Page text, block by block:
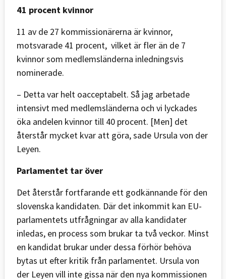
41 procent kvinnor
11 av de 27 kommissionärerna är kvinnor,
motsvarade 41 procent, vilket är fler än de 7
kvinnor som medlemsländerna inledningsvis
nominerade.
– Detta var helt oacceptabelt. Så jag arbetade
intensivt med medlemsländerna och vi lyckades
öka andelen kvinnor till 40 procent. [Men] det
återstår mycket kvar att göra, sade Ursula von der
Leyen.
Parlamentet tar över
Det återstår fortfarande ett godkännande för den
slovenska kandidaten. Där det inkommit kan EU-
parlamentets utfrågningar av alla kandidater
inledas, en process som brukar ta två veckor. Minst
en kandidat brukar under dessa förhör behöva
bytas ut efter kritik från parlamentet. Ursula von
der Leyen vill inte gissa när den nya kommissionen